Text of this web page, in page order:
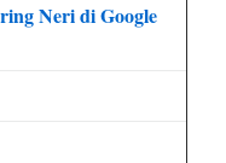
Neri di Google